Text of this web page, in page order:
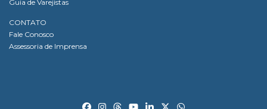
Guia de Varejistas
CONTATO
Fale Conosco
Assessoria de Imprensa